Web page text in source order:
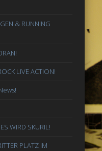
& RUNNING
LIVE ACTION!
WIRD SKURIL!
PLATZ IM